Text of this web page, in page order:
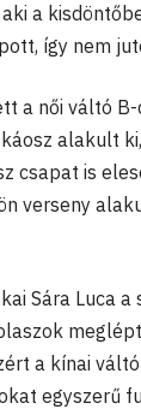
a
így nem
a női váltó
alakult
csapat is
verseny
Sára Luca
a kínai
egyszerű